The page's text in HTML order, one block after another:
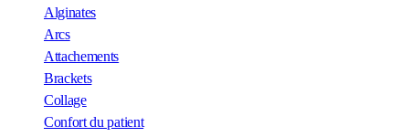
Alginates
Arcs
Attachements
Brackets
Collage
Confort du patient